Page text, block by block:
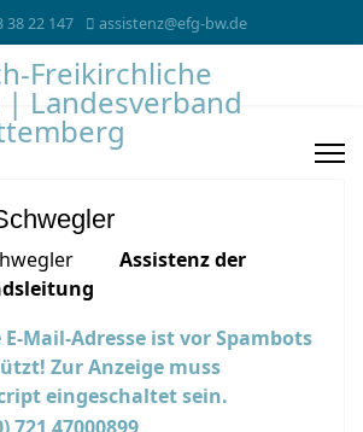
38 22 147 assistenz@efg-bw.de
Assistenz der
E-Mail-Adresse ist vor Spambots
Zur Anzeige muss
eingeschaltet sein.